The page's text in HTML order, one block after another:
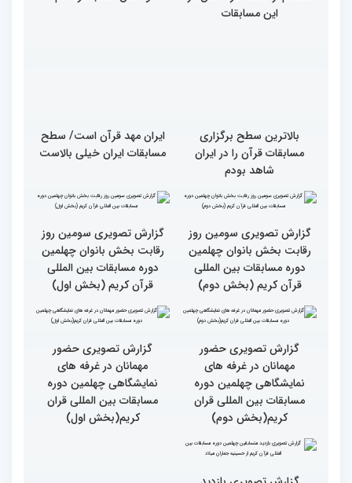
استادم از دقت نمره دادن در
بالاترین سطح برگزاری
مسابقات قرآن را در ایران
ایران مهد قرآن است/ سطح
گزارش تصویری سومین روز
رقابت بخش بانوان چهلمین
دوره مسابقات بین المللی
گزارش تصویری سومین روز
رقابت بخش بانوان چهلمین
دوره مسابقات بین المللی
گزارش تصویری حضور
مهمانان در غرفه های
نمایشگاهی چهلمین دوره
مسابقات بین المللی قران
گزارش تصویری حضور